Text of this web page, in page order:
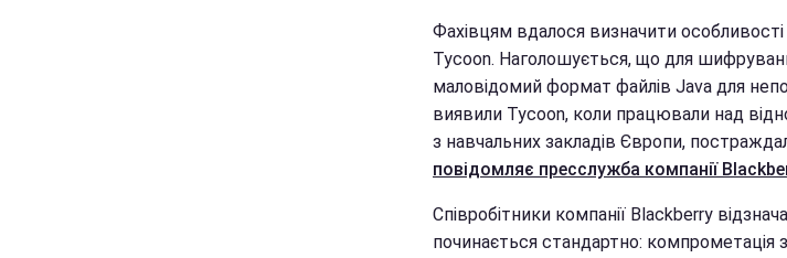
Фахівцям вдалося визначити
Tycoon. Наголошується, що для
маловідомий формат файлів Java для
виявили Tycoon, коли працювали над
з навчальних закладів Європи,
повідомляє пресслужба компанії
Співробітники компанії Blackberry
починається стандартно: компрометація